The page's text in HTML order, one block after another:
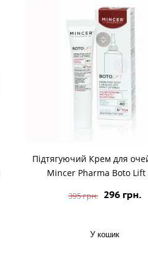
Підтягуючий Крем для
Mincer Pharma Boto Lift
395 грн. 296 грн.
У кошик